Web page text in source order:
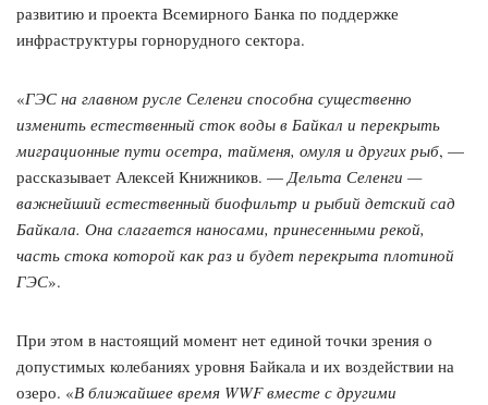
развитию и проекта Всемирного Банка по поддержке
инфраструктуры горнорудного сектора.
«ГЭС на главном русле Селенги способна существенно
изменить естественный сток воды в Байкал и перекрыть
миграционные пути осетра, тайменя, омуля и других рыб, —
рассказывает Алексей Книжников. —Дельта Селенги —
важнейший естественный биофильтр и рыбий детский сад
Байкала. Она слагается наносами, принесенными рекой,
часть стока которой как раз и будет перекрыта плотиной
ГЭС».
При этом в настоящий момент нет единой точки зрения о
допустимых колебаниях уровня Байкала и их воздействии на
озеро. «В ближайшее время WWF вместе с другими